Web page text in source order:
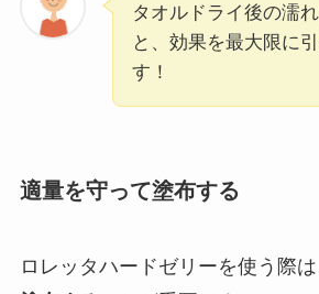
タオルドライ後の濡
と、効果を最大限に
す！
適量を守って塗布する
ロレッタハードゼリーを使う際は